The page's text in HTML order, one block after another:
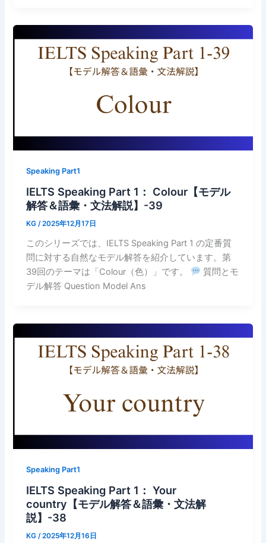
Speaking Part1
IELTS Speaking Part 1： Colour【モデル
解答＆語彙・文法解説】-39
KG /2025年12月17日
このシリーズでは、IELTS Speaking Part 1 の定番質
問に対する自然なモデル解答を紹介しています。第
39回のテーマは「Colour（色）」です。
質問とモ
デル解答 Question Model Ans
Speaking Part1
IELTS Speaking Part 1： Your
country【モデル解答＆語彙・文法解
説】-38
KG /2025年12月16日